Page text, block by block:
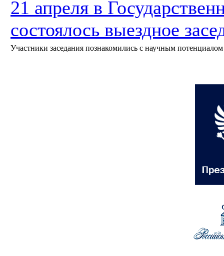
21 апреля в
состоялось выездное
Участники заседания познакомились с научным